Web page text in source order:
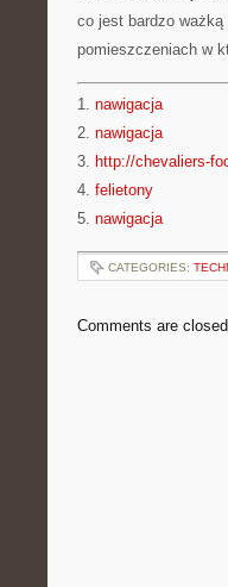
co jest bardzo
pomieszczeniach w
1. nawigacja
2. nawigacja
3. http://chevaliers-
4. felietony
5. nawigacja
CATEGORIES:
Comments are